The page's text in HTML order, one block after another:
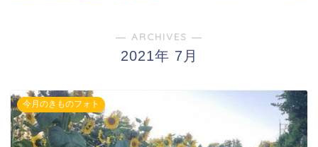
― ARCHIVES ―
2021年 7月
今月のきものフォト